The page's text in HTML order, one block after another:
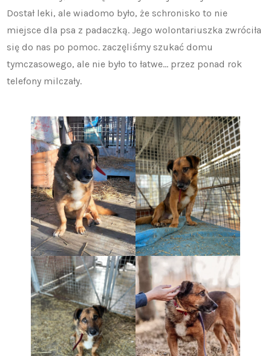
Dostał leki, ale wiadomo było, że schronisko to nie
miejsce dla psa z padaczką. Jego wolontariuszka zwróciła
się do nas po pomoc. zaczęliśmy szukać domu
tymczasowego, ale nie było to łatwe… przez ponad rok
telefony milczały.